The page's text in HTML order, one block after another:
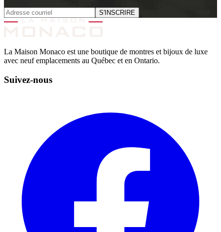
S'INSCRIRE
La Maison Monaco est une boutique de montres et bijoux de luxe
avec neuf emplacements au Québec et en Ontario.
Suivez-nous